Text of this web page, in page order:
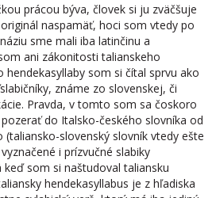
prácou býva, človek si ju zväčšuje
naspamäť, hoci som vtedy po
sme ma­li iba latinčinu a
ani zákonitosti talianskeho
hendekasyllaby som si čítal sprvu ako
známe zo slovenskej, či
Pravda, v tomto som sa čoskoro
do Italsko-českého slovníka od
(taliansko-slovenský slovník vtedy ešte
i prízvučné slabiky
som si naštudoval ta­liansku
hendekasyllabus je z hľadiska